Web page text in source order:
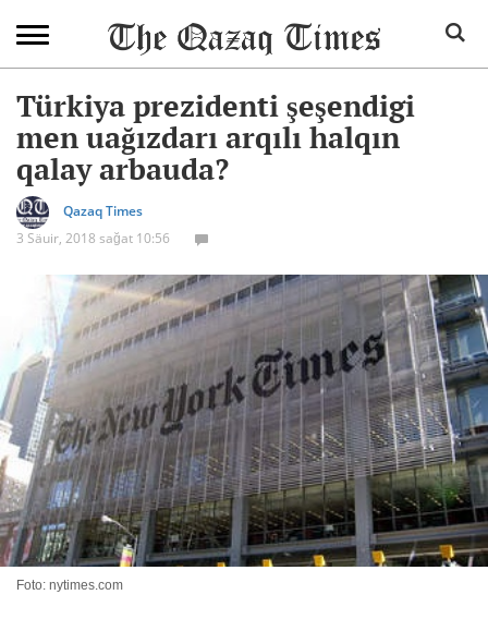
Türkiya prezidenti şeşendigi
men uağızdarı arqılı halqın
qalay arbauda?
Qazaq Times
3 Säuir, 2018 sağat 10:56
Foto: nytimes.com